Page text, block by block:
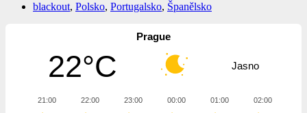
blackout, Polsko, Portugalsko, Španělsko
Prague
22°C Jasno
21:00 22:00 23:00 00:00 01:00 02:00